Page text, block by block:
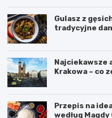
Gulasz z
tradycyjne
Najciekawsze
Krakowa – co
Przepis na
według